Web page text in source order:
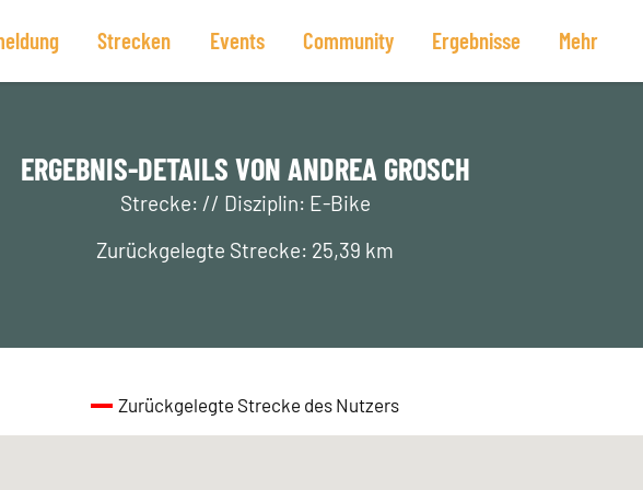
Strecken Events Community Ergebnisse Mehr
ERGEBNIS-DETAILS VON ANDREA GROSCH
Strecke: // Disziplin: E-Bike
Zurückgelegte Strecke: 25,39 km
Zurückgelegte Strecke des Nutzers